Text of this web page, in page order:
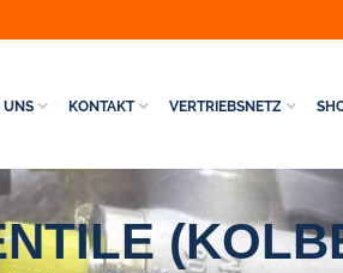
UNS KONTAKT VERTRIEBSNETZ